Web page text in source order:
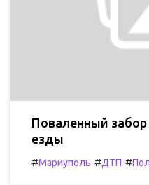
Поваленный забор
езды
#Мариуполь #ДТП #